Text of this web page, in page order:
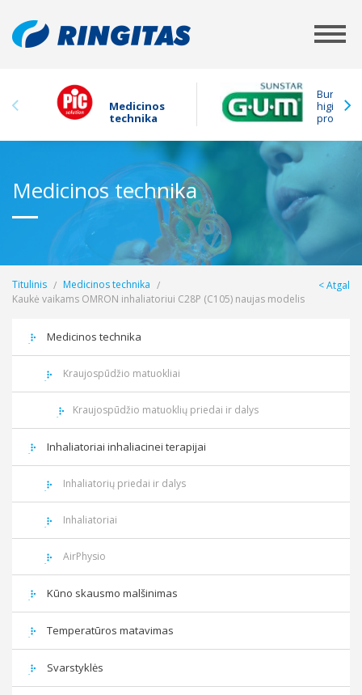
Medicinos
technika
Burnos
higienos
Medicinos technika
Atgal
Titulinis
Medicinos technika
Kaukė vaikams OMRON inhaliatoriui C28P (C105) naujas modelis
Medicinos technika
Kraujospūdžio matuokliai
Kraujospūdžio matuoklių priedai ir dalys
Inhaliatoriai inhaliacinei terapijai
Inhaliatorių priedai ir dalys
Inhaliatoriai
AirPhysio
Kūno skausmo malšinimas
Temperatūros matavimas
Svarstyklės